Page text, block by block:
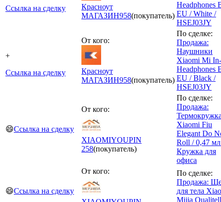
Ссылка на сделку
Красноут
МАГАЗИН958(покупатель)
Headphones
EU / White /
HSEJ03JY
+
Ссылка на сделку
От кого:
Красноут
МАГАЗИН958(покупатель)
По сделке:
Продажа:
Наушники
Xiaomi Mi
Headphones
EU / Black /
HSEJ03JY
😄Ссылка на сделку
От кого:
XIAOMIYOUPIN
258(покупатель)
По сделке:
Продажа:
Xiaomi Fiu
Elegant Do
Roll / 0,47
Кружка для
офиса
😄Ссылка на сделку
От кого:
По сделке:
Продажа:
для тела
Mijia Qualitell